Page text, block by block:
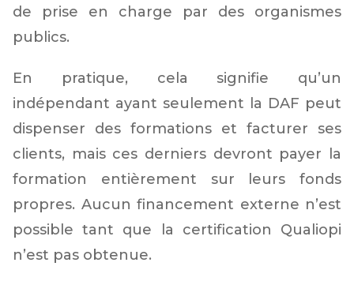
de prise en charge par des organismes
publics.
En pratique, cela signifie qu’un
indépendant ayant seulement la DAF peut
dispenser des formations et facturer ses
clients, mais ces derniers devront payer la
formation entièrement sur leurs fonds
propres. Aucun financement externe n’est
possible tant que la certification Qualiopi
n’est pas obtenue.